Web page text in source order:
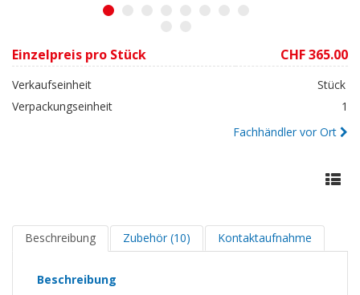
1
Einzelpreis pro Stück CHF 365.00
Verkaufseinheit
Stück
Verpackungseinheit
1
Fachhändler vor Ort
Beschreibung Zubehör (10) Kontaktaufnahme
Beschreibung